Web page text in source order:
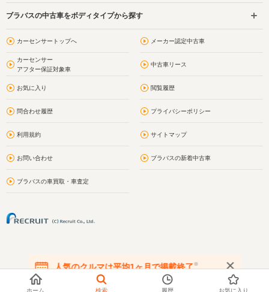
ブラバスの中古車をボディタイプから探す
カーセンサートップへ メーカー認定中古車
カーセンサー
アフター保証対象車
中古車リース
お気に入り 閲覧履歴
問合わせ履歴 プライバシーポリシー
利用規約 サイトマップ
お問い合わせ ブラバスの新着中古車
ブラバスの車買取・車査定
人気のクルマは平均1ヶ月で掲載終了※
在庫が無くなる前にお問い合わせください
ホーム 検索 履歴 お気に入り